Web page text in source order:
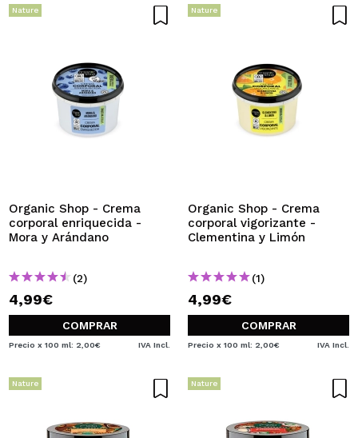
Nature
Organic Shop - Crema
corporal enriquecida -
Mora y Arándano
(2)
4,99€
COMPRAR
Precio x 100 ml: 2,00€ IVA Incl.
Nature
Organic Shop - Crema
corporal vigorizante -
Clementina y Limón
(1)
4,99€
COMPRAR
Precio x 100 ml: 2,00€ IVA Incl.
Nature Nature